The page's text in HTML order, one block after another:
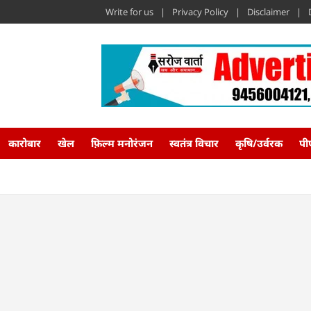
Write for us Privacy Policy Disclaimer
कारोबार खेल फ़िल्म मनोरंजन स्वतंत्र विचार कृषि/उर्वरक